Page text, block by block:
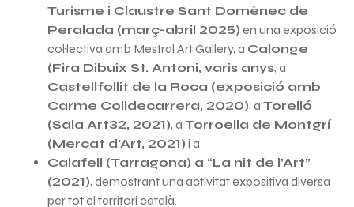
Turisme i Claustre Sant Domènec de
Peralada (març-abril 2025) en una exposició
col·lectiva amb Mestral Art Gallery, a Calonge
(Fira Dibuix St. Antoni, varis anys, a
Castellfollit de la Roca (exposició amb
Carme Colldecarrera, 2020), a Torelló
(Sala Art32, 2021), a Torroella de Montgrí
(Mercat d’Art, 2021) i a
Calafell (Tarragona) a “La nit de l’Art”
(2021), demostrant una activitat expositiva diversa
per tot el territori català.